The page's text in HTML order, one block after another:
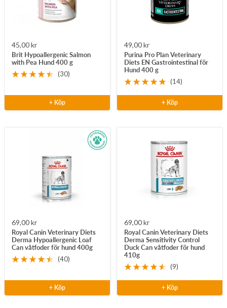
Rea-
pris
45,00 kr
Brit Hypoallergenic Salmon
with Pea Hund 400 g
(30)
+ Köp
Rea-
pris
49,00 kr
Purina Pro Plan Veterinary
Diets EN Gastrointestinal för
Hund 400 g
(14)
+ Köp
Rea-
pris
69,00 kr
Royal Canin Veterinary Diets
Derma Hypoallergenic Loaf
Can våtfoder för hund 400g
(40)
+ Köp
Rea-
pris
69,00 kr
Royal Canin Veterinary Diets
Derma Sensitivity Control
Duck Can våtfoder för hund
410g
(9)
+ Köp